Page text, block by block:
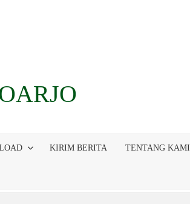
KIRIM BERITA TENTANG KAMI